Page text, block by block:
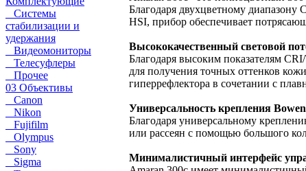
Системы
стабилизации и
удержания
Видеомониторы
Телесуфлеры
Прочее
03 Объективы
Canon
Nikon
Fujifilm
Olympus
Sony
Sigma
Благодаря двухцветному диапазону
HSI, прибор обеспечивает
Высококачественный световой
Благодаря высоким показателям
для получения точных оттенков
гиперрефлектора в сочетании с
Универсальность крепления
Благодаря универсальному
или рассеян с помощью большого
Минималистичный интерфейс